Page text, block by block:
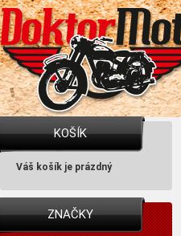
KOŠÍK
Váš košík je prázdný
ZNAČKY